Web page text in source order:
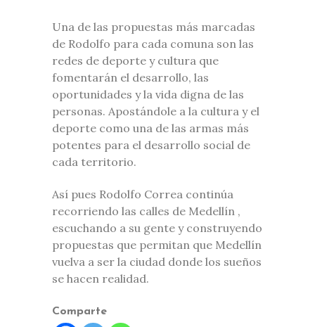
Una de las propuestas más marcadas
de Rodolfo para cada comuna son las
redes de deporte y cultura que
fomentarán el desarrollo, las
oportunidades y la vida digna de las
personas. Apostándole a la cultura y el
deporte como una de las armas más
potentes para el desarrollo social de
cada territorio.
Así pues Rodolfo Correa continúa
recorriendo las calles de Medellín ,
escuchando a su gente y construyendo
propuestas que permitan que Medellín
vuelva a ser la ciudad donde los sueños
se hacen realidad.
Comparte